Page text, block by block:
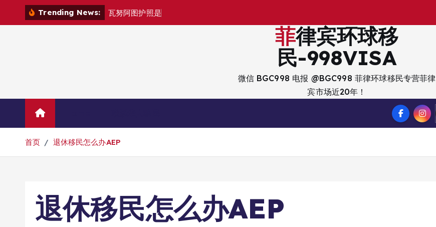
Trending News: 瓦努阿图护照是
菲律宾环球移
民-998VISA
微信 BGC998 电报 @BGC998 菲律环球移民专营菲律
宾市场近20年！
首页 退休移民怎么办AEP
退休移民怎么办AEP